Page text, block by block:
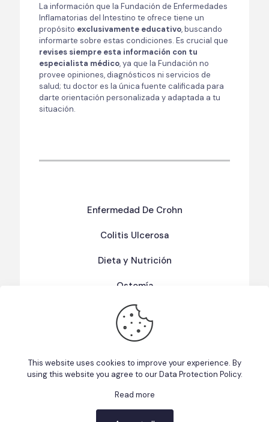
La información que la Fundación de Enfermedades
Inflamatorias del Intestino te ofrece tiene un
propósito exclusivamente educativo, buscando
informarte sobre estas condiciones. Es crucial que
revises siempre esta información con tu
especialista médico, ya que la Fundación no
provee opiniones, diagnósticos ni servicios de
salud; tu doctor es la única fuente calificada para
darte orientación personalizada y adaptada a tu
situación.
Enfermedad De Crohn
Colitis Ulcerosa
Dieta y Nutrición
Ostomía
Términos Y Condiciones De Uso
Política de Privacidad
This website uses cookies to improve your experience. By
using this website you agree to ourData Protection Policy.
Read more
This website uses cookies to improve your experience. We'll
assume you're ok with this, but you can opt-out if you wish.